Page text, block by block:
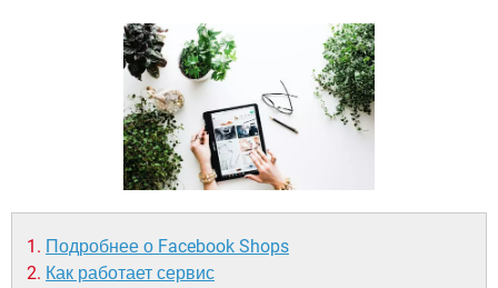
Подробнее о Facebook Shops
Как работает сервис